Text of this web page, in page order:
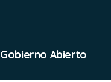
Gobierno Abierto